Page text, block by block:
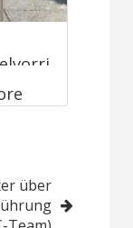
über